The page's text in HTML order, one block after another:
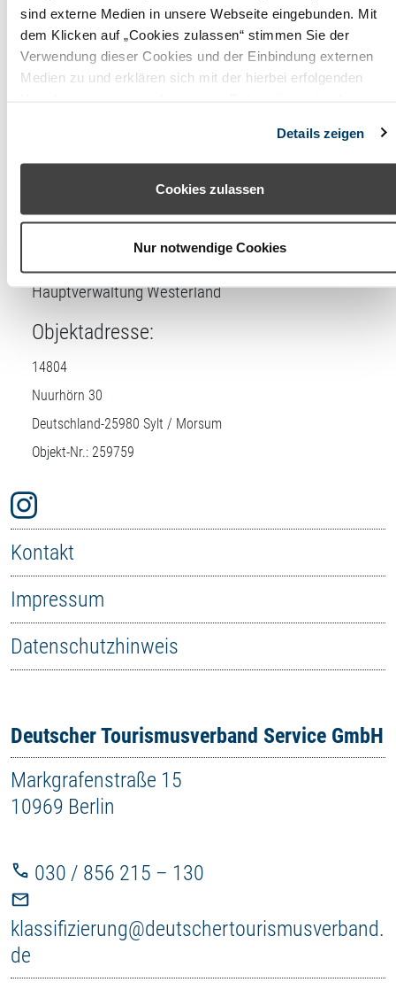
sind externe Medien in unsere Webseite eingebunden. Mit
dem Klicken auf „Cookies zulassen“ stimmen Sie der
Verwendung dieser Cookies und der Einbindung externen
Medien zu und erklären sich mit der hierbei erfolgenden
Cookies“ ohne die Erklärung einer Einwilligung fortfahren. In
diesem Fall werden nur notwendige Cookies verwendet. Sie
können Ihre Einwilligung jederzeit unter den Cookie-
Details zeigen
Cookies zulassen
Nur notwendige Cookies
Belegung
Badezimmer
2
Lizenznehmer
Insel Sylt Tourismus-Service GmbH
Hauptverwaltung Westerland
Objektadresse:
14804
Nuurhörn 30
Deutschland-25980 Sylt / Morsum
Objekt-Nr.: 259759
Deutscher Tourismusverband Service GmbH
Markgrafenstraße 15
10969 Berlin
030 / 856 215 – 130
klassifizierung@deutschertourismusverband.
de
Kontakt
Impressum
Datenschutzhinweis